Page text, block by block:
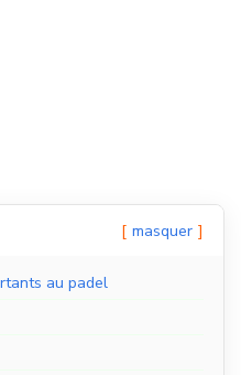
masquer
au padel
Courts de padel en